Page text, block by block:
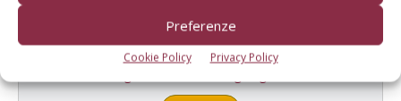
Preferenze
Cookie Policy Privacy Policy
L'Esperto risponde